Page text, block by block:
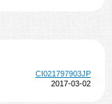
CI021797903JP
2017-03-02